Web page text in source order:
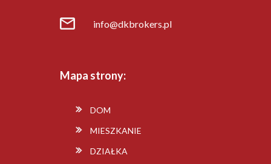
info@dkbrokers.pl
Mapa strony:
DOM
MIESZKANIE
DZIAŁKA